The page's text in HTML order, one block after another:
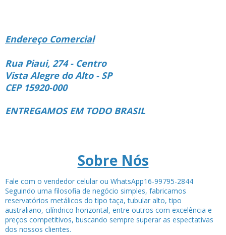
Endereço Comercial
Rua Piaui, 274 - Centro
Vista Alegre do Alto - SP
CEP 15920-000
ENTREGAMOS EM TODO BRASIL
Sobre Nós
Fale com o vendedor celular ou WhatsApp16-99795-2844
Seguindo uma filosofia de negócio simples, fabricamos
reservatórios metálicos do tipo taça, tubular alto, tipo
australiano, cilíndrico horizontal, entre outros com excelência e
preços competitivos, buscando sempre superar as espectativas
dos nossos clientes.